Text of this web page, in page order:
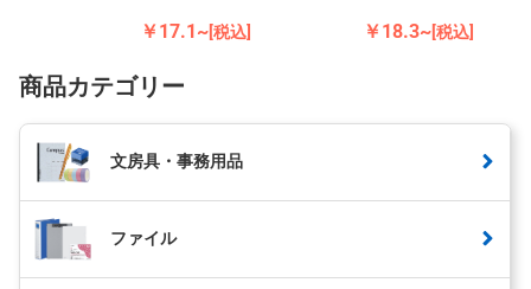
￥17.1~[税込] ￥18.3~[税込]
商品カテゴリー
文房具・事務用品
ファイル